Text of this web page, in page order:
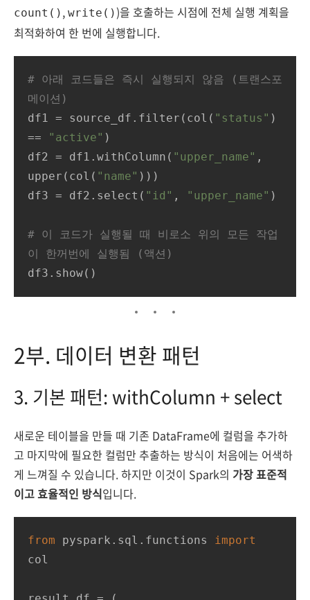
count() , write() )을 호출하는 시점에 전체 실행 계획을
최적화하여 한 번에 실행합니다.
# 아래 코드들은 즉시 실행되지 않음 (트랜스포
메이션)
df1 = source_df.filter(col( "status" )
==
"active" )
df2 = df1.withColumn( "upper_name" ,
upper(col( "name" )))
df3 = df2.select( "id" , "upper_name" )
# 이 코드가 실행될 때 비로소 위의 모든 작업
이 한꺼번에 실행됨 (액션)
df3.show()
2부. 데이터 변환 패턴
3. 기본 패턴: withColumn + select
새로운 테이블을 만들 때 기존 DataFrame에 컬럼을 추가하
고 마지막에 필요한 컬럼만 추출하는 방식이 처음에는 어색하
게 느껴질 수 있습니다. 하지만 이것이 Spark의 가장 표준적
이고 효율적인 방식입니다.
from pyspark.sql.functions import
col